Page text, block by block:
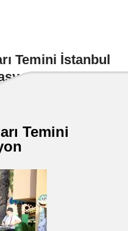
Temini İstanbul
Temini